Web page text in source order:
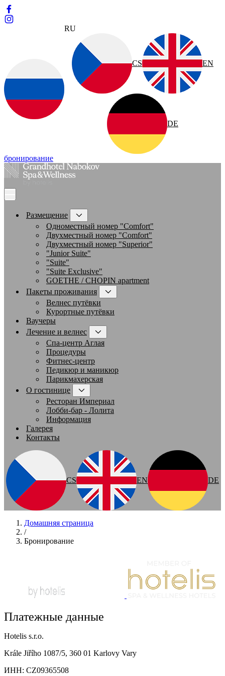
RU
CS EN
DE
бронирование
Размещение
Одноместный номер "Comfort"
Двухместный номер "Comfort"
Двухместный номер "Superior"
"Junior Suite"
"Suite"
"Suite Exclusive"
GOETHE / CHOPIN apartment
Пакеты проживания
Велнес путёвки
Курортные путёвки
Ваучеры
Лечение и велнес
Спа-центр Аглая
Процедуры
Фитнес-центр
Педикюр и маникюр
Парикмахерская
О гостинице
Ресторан Империал
Лобби-бар - Лолита
Информация
Галерея
Контакты
CS EN DE
Домашняя страница
/
Бронирование
Платежные данные
Hotelis s.r.o.
Krále Jiřího 1087/5, 360 01 Karlovy Vary
ИНН: CZ09365508